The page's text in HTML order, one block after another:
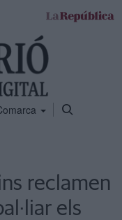
reclamen
els